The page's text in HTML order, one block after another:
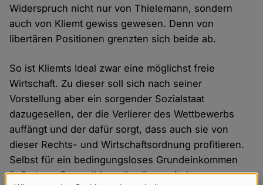
Widerspruch nicht nur von Thielemann, sondern
auch von Kliemt gewiss gewesen. Denn von
libertären Positionen grenzten sich beide ab.
So ist Kliemts Ideal zwar eine möglichst freie
Wirtschaft. Zu dieser soll sich nach seiner
Vorstellung aber ein sorgender Sozialstaat
dazugesellen, der die Verlierer des Wettbewerbs
auffängt und der dafür sorgt, dass auch sie von
dieser Rechts- und Wirtschaftsordnung profitieren.
Selbst für ein bedingungsloses Grundeinkommen
äußerte er Sympathie – allerdings mit dem